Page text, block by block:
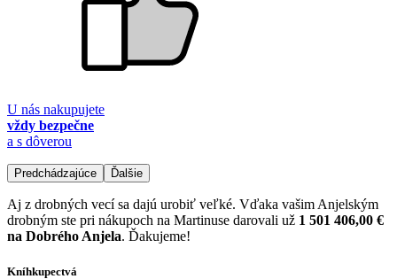
U nás nakupujete
vždy bezpečne
a s dôverou
Predchádzajúce Ďalšie
Aj z drobných vecí sa dajú urobiť veľké. Vďaka vašim Anjelským
drobným ste pri nákupoch na Martinuse darovali už 1 501 406,00 €
na Dobrého Anjela. Ďakujeme!
Kníhkupectvá